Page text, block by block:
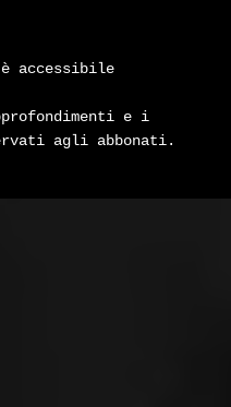
accessibile
e i
agli abbonati.